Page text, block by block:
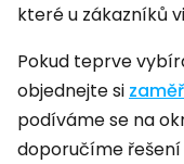
které u zákazníků
Pokud teprve
objednejte si
podíváme se na
doporučíme řešení